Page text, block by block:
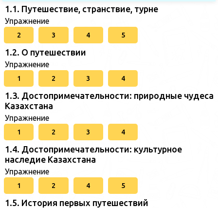
1.1. Путешествие, странствие, турне
Упражнение
2 3 4 5
1.2. О путешествии
Упражнение
1 2 3 4
1.3. Достопримечательности: природные чудеса
Казахстана
Упражнение
1 2 3 4
1.4. Достопримечательности: культурное
наследие Казахстана
Упражнение
1 2 4 5
1.5. История первых путешествий